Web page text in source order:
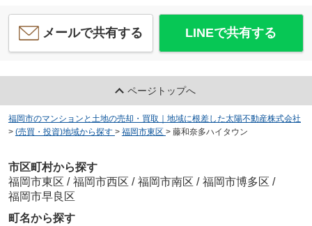
メールで共有する LINEで共有する
ページトップへ
福岡市のマンションと土地の売却・買取｜地域に根差した太陽不動産株式会社
> (売買・投資)地域から探す > 福岡市東区 > 藤和奈多ハイタウン
市区町村から探す
福岡市東区 / 福岡市西区 / 福岡市南区 / 福岡市博多区 /
福岡市早良区
町名から探す